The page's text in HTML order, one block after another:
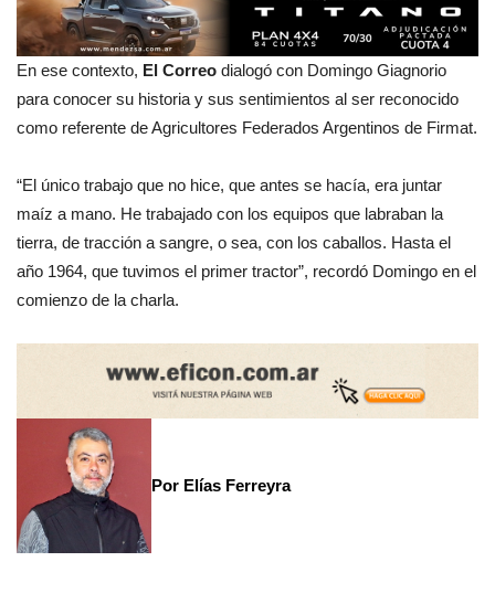
En ese contexto, El Correo dialogó con Domingo Giagnorio
para conocer su historia y sus sentimientos al ser reconocido
como referente de Agricultores Federados Argentinos de Firmat.
“El único trabajo que no hice, que antes se hacía, era juntar
maíz a mano. He trabajado con los equipos que labraban la
tierra, de tracción a sangre, o sea, con los caballos. Hasta el
año 1964, que tuvimos el primer tractor”, recordó Domingo en el
comienzo de la charla.
Por Elías Ferreyra